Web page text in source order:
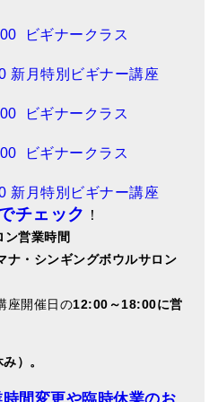
ビギナークラス
新月特別ビギナー講座
ビギナークラス
ビギナークラス
新月特別ビギナー講座
チェック ！
ン営業時間
ナ・シンギングボウルサロン
座開催日の12:00～18:00に営
）。